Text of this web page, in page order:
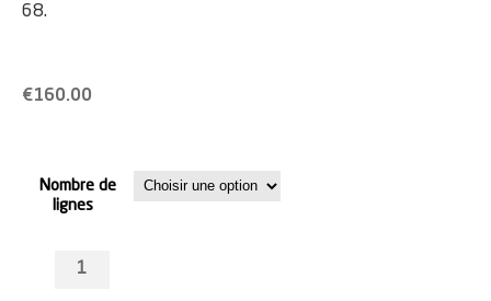
68.
€160.00
Nombre de
lignes
quantité